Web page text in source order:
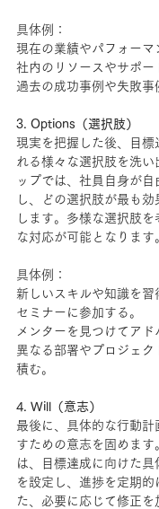
具体例：
現在の業績やパフォーマ
社内のリソースやサポー
過去の成功事例や失敗事
3. Options（選択肢）
現実を把握した後、目標
れる様々な選択肢を洗
ップでは、社員自身が
し、どの選択肢が最も
します。多様な選択肢
な対応が可能となります
具体例：
新しいスキルや知識を習
セミナーに参加する。
メンターを見つけてアド
異なる部署やプロジェク
積む。
4. Will（意志）
最後に、具体的な行動計
すための意志を固めま
は、目標達成に向けた
を設定し、進捗を定期的
た、必要に応じて修正